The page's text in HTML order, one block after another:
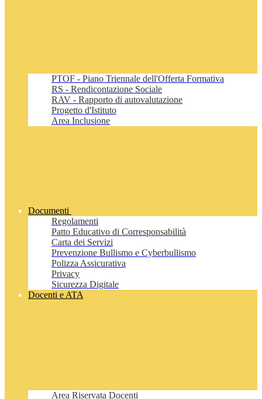
PTOF - Piano Triennale dell'Offerta Formativa
RS - Rendicontazione Sociale
RAV - Rapporto di autovalutazione
Progetto d'Istituto
Area Inclusione
Documenti
Regolamenti
Patto Educativo di Corresponsabilità
Carta dei Servizi
Prevenzione Bullismo e Cyberbullismo
Polizza Assicurativa
Privacy
Sicurezza Digitale
Docenti e ATA
Area Riservata Docenti